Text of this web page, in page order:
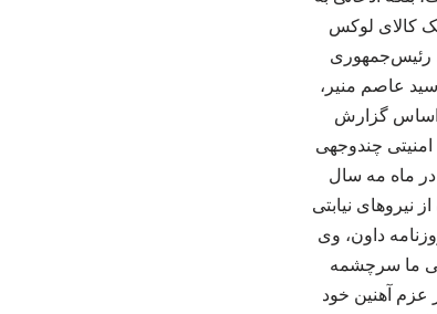
کالای لوکس
رئیس‌جمهوری
سید عاصم منیر،
اساس گزارش
چندوجهی
ماه مه سال
نیروهای نیابتی
داون، وی
ما سرچشمه
عزم آهنین خود